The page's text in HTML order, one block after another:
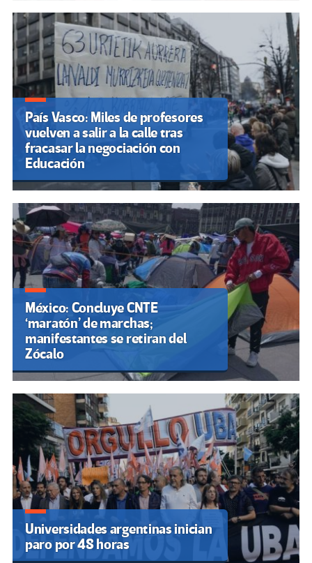
País Vasco: Miles de profesores
vuelven a salir a la calle tras
fracasar la negociación con
Educación
México: Concluye CNTE
‘maratón’ de marchas;
manifestantes se retiran del
Zócalo
Universidades argentinas inician
paro por 48 horas